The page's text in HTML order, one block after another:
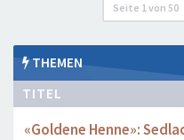
Seite 1von 50
THEMEN
TITEL
«Goldene Henne»: